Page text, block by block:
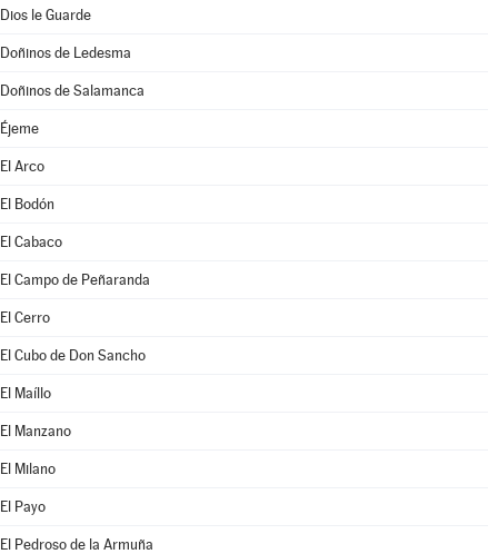
Dios le Guarde
Doñinos de Ledesma
Doñinos de Salamanca
Éjeme
El Arco
El Bodón
El Cabaco
El Campo de Peñaranda
El Cerro
El Cubo de Don Sancho
El Maíllo
El Manzano
El Milano
El Payo
El Pedroso de la Armuña